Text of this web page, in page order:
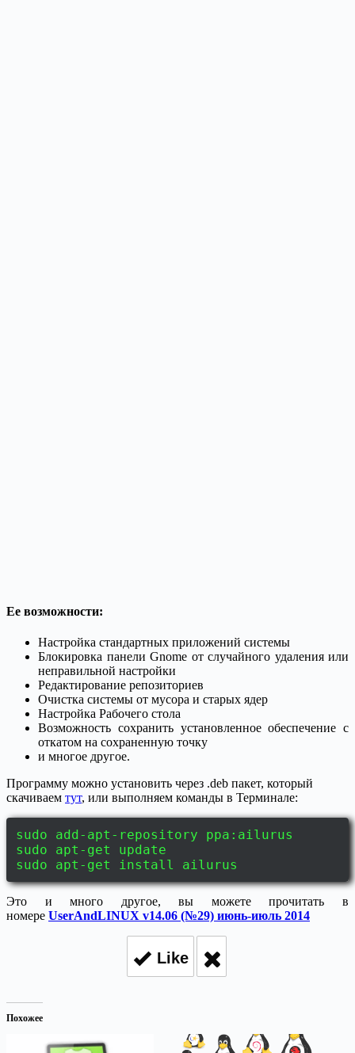
Ее возможности:
Настройка стандартных приложений системы
Блокировка панели Gnome от случайного удаления или
неправильной настройки
Редактирование репозиториев
Очистка системы от мусора и старых ядер
Настройка Рабочего стола
Возможность сохранить установленное обеспечение с
откатом на сохраненную точку
и многое другое.
Программу можно установить через .deb пакет, который
скачиваем тут, или выполняем команды в Терминале:
sudo add-apt-repository ppa:ailurus
sudo apt-get update
sudo apt-get install ailurus
Это и много другое, вы можете прочитать в
номере UserAndLINUX v14.06 (№29) июнь-июль 2014
Like
Похожее